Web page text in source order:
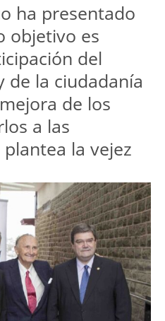
ha presentado
objetivo es
del
de la ciudadanía
de los
a las
la vejez